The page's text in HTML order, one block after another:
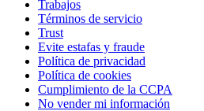
Trabajos
Términos de servicio
Trust
Evite estafas y fraude
Política de privacidad
Política de cookies
Cumplimiento de la CCPA
No vender mi información